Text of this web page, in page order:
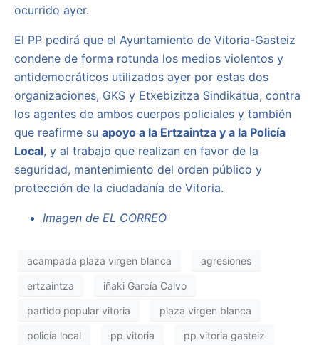
ocurrido ayer.
El PP pedirá que el Ayuntamiento de Vitoria-Gasteiz
condene de forma rotunda los medios violentos y
antidemocráticos utilizados ayer por estas dos
organizaciones, GKS y Etxebizitza Sindikatua, contra
los agentes de ambos cuerpos policiales y también
que reafirme su apoyo a la Ertzaintza y a la Policía
Local, y al trabajo que realizan en favor de la
seguridad, mantenimiento del orden público y
protección de la ciudadanía de Vitoria.
Imagen de EL CORREO
acampada plaza virgen blanca agresiones
ertzaintza iñaki García Calvo
partido popular vitoria plaza virgen blanca
policía local pp vitoria pp vitoria gasteiz